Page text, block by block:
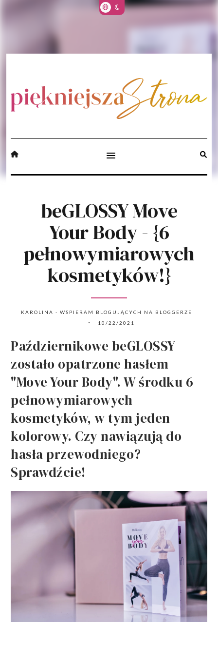
beGLOSSY Move
Your Body - {6
pełnowymiarowych
kosmetyków!}
KAROLINA - WSPIERAM BLOGUJĄCYCH NA BLOGGERZE
10/22/2021
Październikowe beGLOSSY
zostało opatrzone hasłem
"Move Your Body". W środku 6
pełnowymiarowych
kosmetyków, w tym jeden
kolorowy. Czy nawiązują do
hasła przewodniego?
Sprawdźcie!